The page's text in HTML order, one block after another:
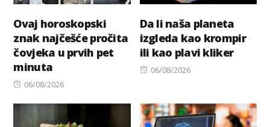
Ovaj horoskopski
znak najčešće pročita
čovjeka u prvih pet
minuta
Posted
06/08/2026
Da li naša planeta
izgleda kao krompir
ili kao plavi kliker
Posted
06/08/2026